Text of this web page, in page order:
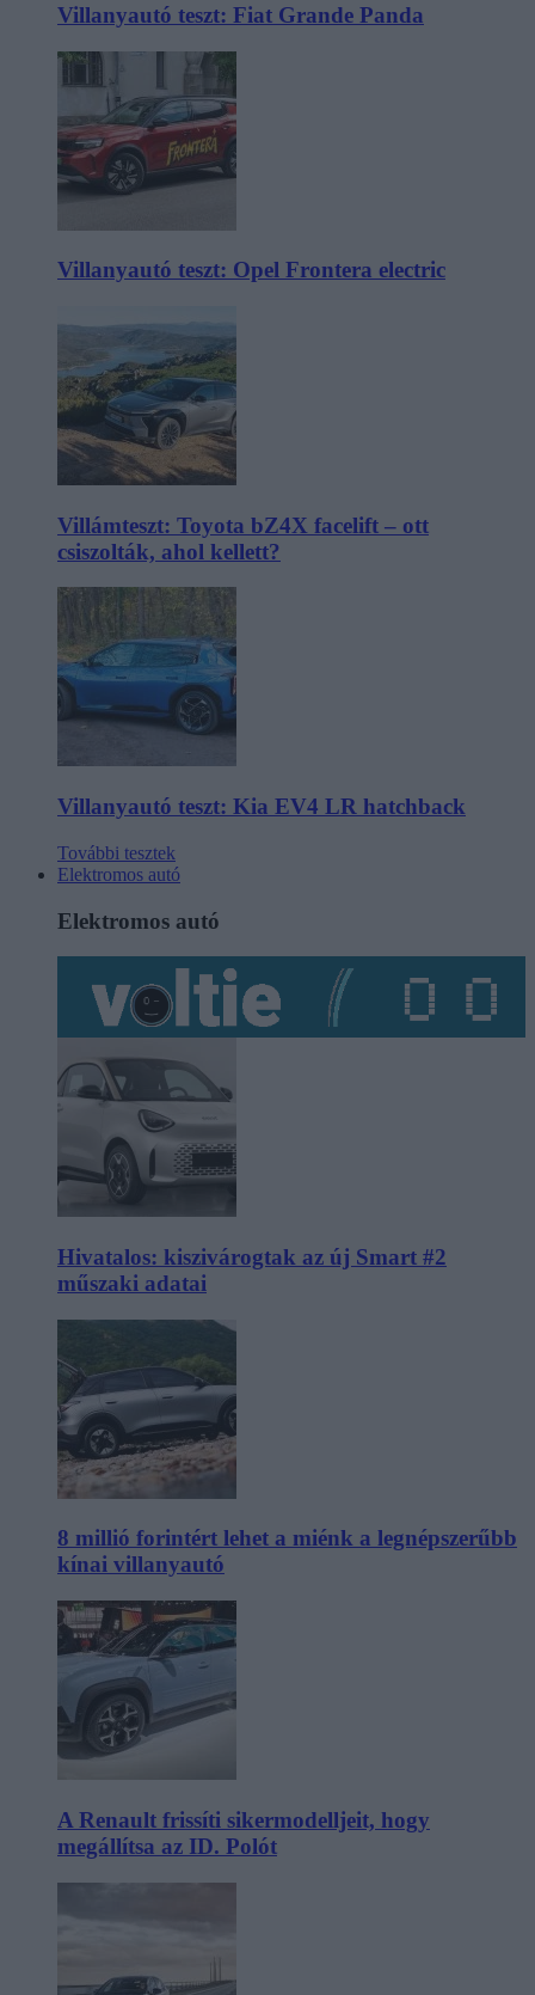
Villanyautó teszt: Fiat Grande Panda
Villanyautó teszt: Opel Frontera electric
Villámteszt: Toyota bZ4X facelift – ott
csiszolták, ahol kellett?
Villanyautó teszt: Kia EV4 LR hatchback
További tesztek
Elektromos autó
Elektromos autó
Hivatalos: kiszivárogtak az új Smart #2
műszaki adatai
8 millió forintért lehet a miénk a legnépszerűbb
kínai villanyautó
A Renault frissíti sikermodelljeit, hogy
megállítsa az ID. Polót